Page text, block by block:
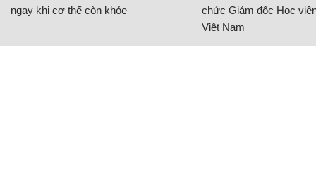
ngay khi cơ thể còn khỏe
chức Giám đốc Học
Việt Nam